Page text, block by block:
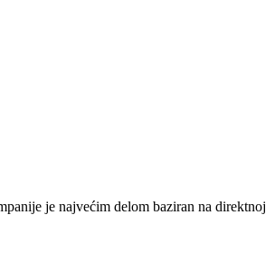
je najvećim delom baziran na direktnoj